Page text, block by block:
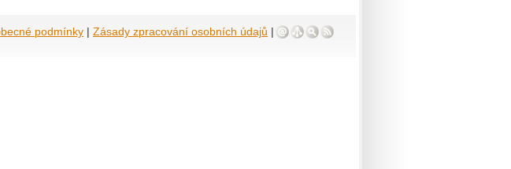
podmínky Zásady zpracování osobních údajů